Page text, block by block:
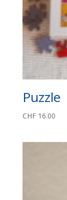
Puzzle
CHF16.00